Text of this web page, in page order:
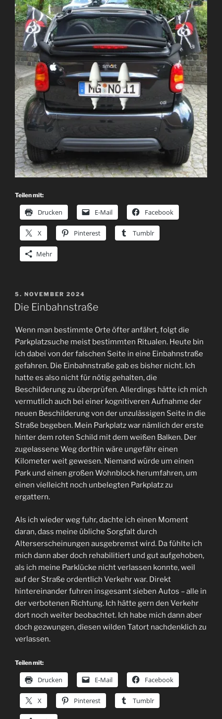
Teilen mit:
Drucken E-Mail Facebook
X Pinterest Tumblr
Mehr
VERÖFFENTLICHT
AM
5. NOVEMBER 2024
Die Einbahnstraße
Wenn man bestimmte Orte öfter anfährt, folgt die
Parkplatzsuche meist bestimmten Ritualen. Heute bin
ich dabei von der falschen Seite in eine Einbahnstraße
gefahren. Die Einbahnstraße gab es bisher nicht. Ich
hatte es also nicht für nötig gehalten, die
Beschilderung zu überprüfen. Allerdings hätte ich mich
vermutlich auch bei einer kognitiveren Aufnahme der
neuen Beschilderung von der unzulässigen Seite in die
Straße begeben. Mein Parkplatz war nämlich der erste
hinter dem roten Schild mit dem weißen Balken. Der
zugelassene Weg dorthin wäre ungefähr einen
Kilometer weit gewesen. Niemand würde um einen
Park und einen großen Wohnblock herumfahren, um
einen vielleicht noch unbelegten Parkplatz zu
ergattern.
Als ich wieder weg fuhr, dachte ich einen Moment
daran, dass meine übliche Sorgfalt durch
Alterserscheinungen ausgebremst wird. Da fühlte ich
mich dann aber doch rehabilitiert und gut aufgehoben,
als ich meine Parklücke nicht verlassen konnte, weil
auf der Straße ordentlich Verkehr war. Direkt
hintereinander fuhren insgesamt sieben Autos – alle in
der verbotenen Richtung. Ich hätte gern den Verkehr
dort noch weiter beobachtet. Ich habe mich dann aber
doch gezwungen, diesen wilden Tatort nachdenklich zu
verlassen.
Teilen mit:
Drucken E-Mail Facebook
X Pinterest Tumblr